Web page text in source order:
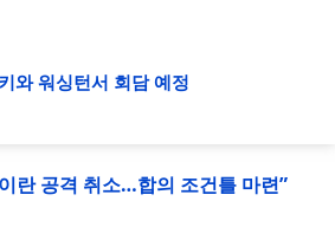
와 워싱턴서 회담 예정
란 공격 취소…합의 조건틀 마련”